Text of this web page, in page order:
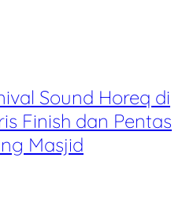
Sound Horeq di
Finish dan Pentas
Masjid